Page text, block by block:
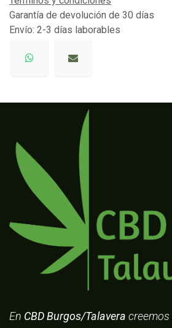
Garantía de devolución de 30 días
Envío: 2-3 días laborables
En CBD Burgos/Talavera creemos